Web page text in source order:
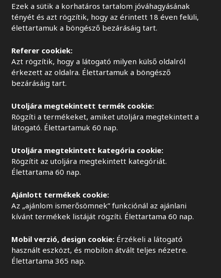
Ezek a sütik a korhatáros tartalom jóváhagyásának
tényét és azt rögzítik, hogy az érintett 18 éven felüli,
élettartamuk a böngésző bezárásáig tart.
Referer cookiek:
Azt rögzítik, hogy a látogató milyen külső oldalról
érkezett az oldalra. Élettartamuk a böngésző
bezárásáig tart.
Utoljára megtekintett termék cookie:
Rögzíti a termékeket, amiket utoljára megtekintett a
látogató. Élettartamuk 60 nap.
Utoljára megtekintett kategória cookie:
Rögzítit az utoljára megtekintett kategóriát.
Élettartama 60 nap.
Ajánlott termékek cookie:
Az „ajánlom ismerősömnek” funkciónál az ajánlani
kívánt termékek listáját rögzíti. Élettartama 60 nap.
Mobil verzió, design cookie: Érzékeli a látogató
használt eszközt, és mobilon átvált teljes nézetre.
Élettartama 365 nap.